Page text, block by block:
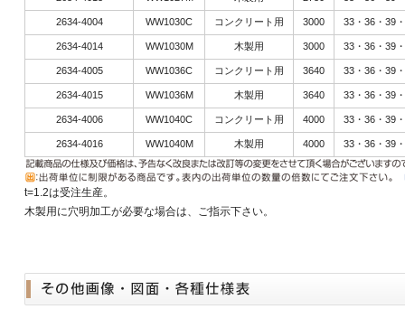
2634-4004 WW1030C
2634-4014 WW1030M
2634-4005 WW1036C
2634-4015 WW1036M
2634-4006 WW1040C
2634-4016 WW1040M
コンクリート用 3000 33・36・39
木製用 3000 33・36・39
コンクリート用 3640 33・36・39
木製用 3640 33・36・39
コンクリート用 4000 33・36・39
木製用 4000 33・36・39
t=1.2は受注生産。
木製用に穴明加工が必要な場合は、ご指示下さい。